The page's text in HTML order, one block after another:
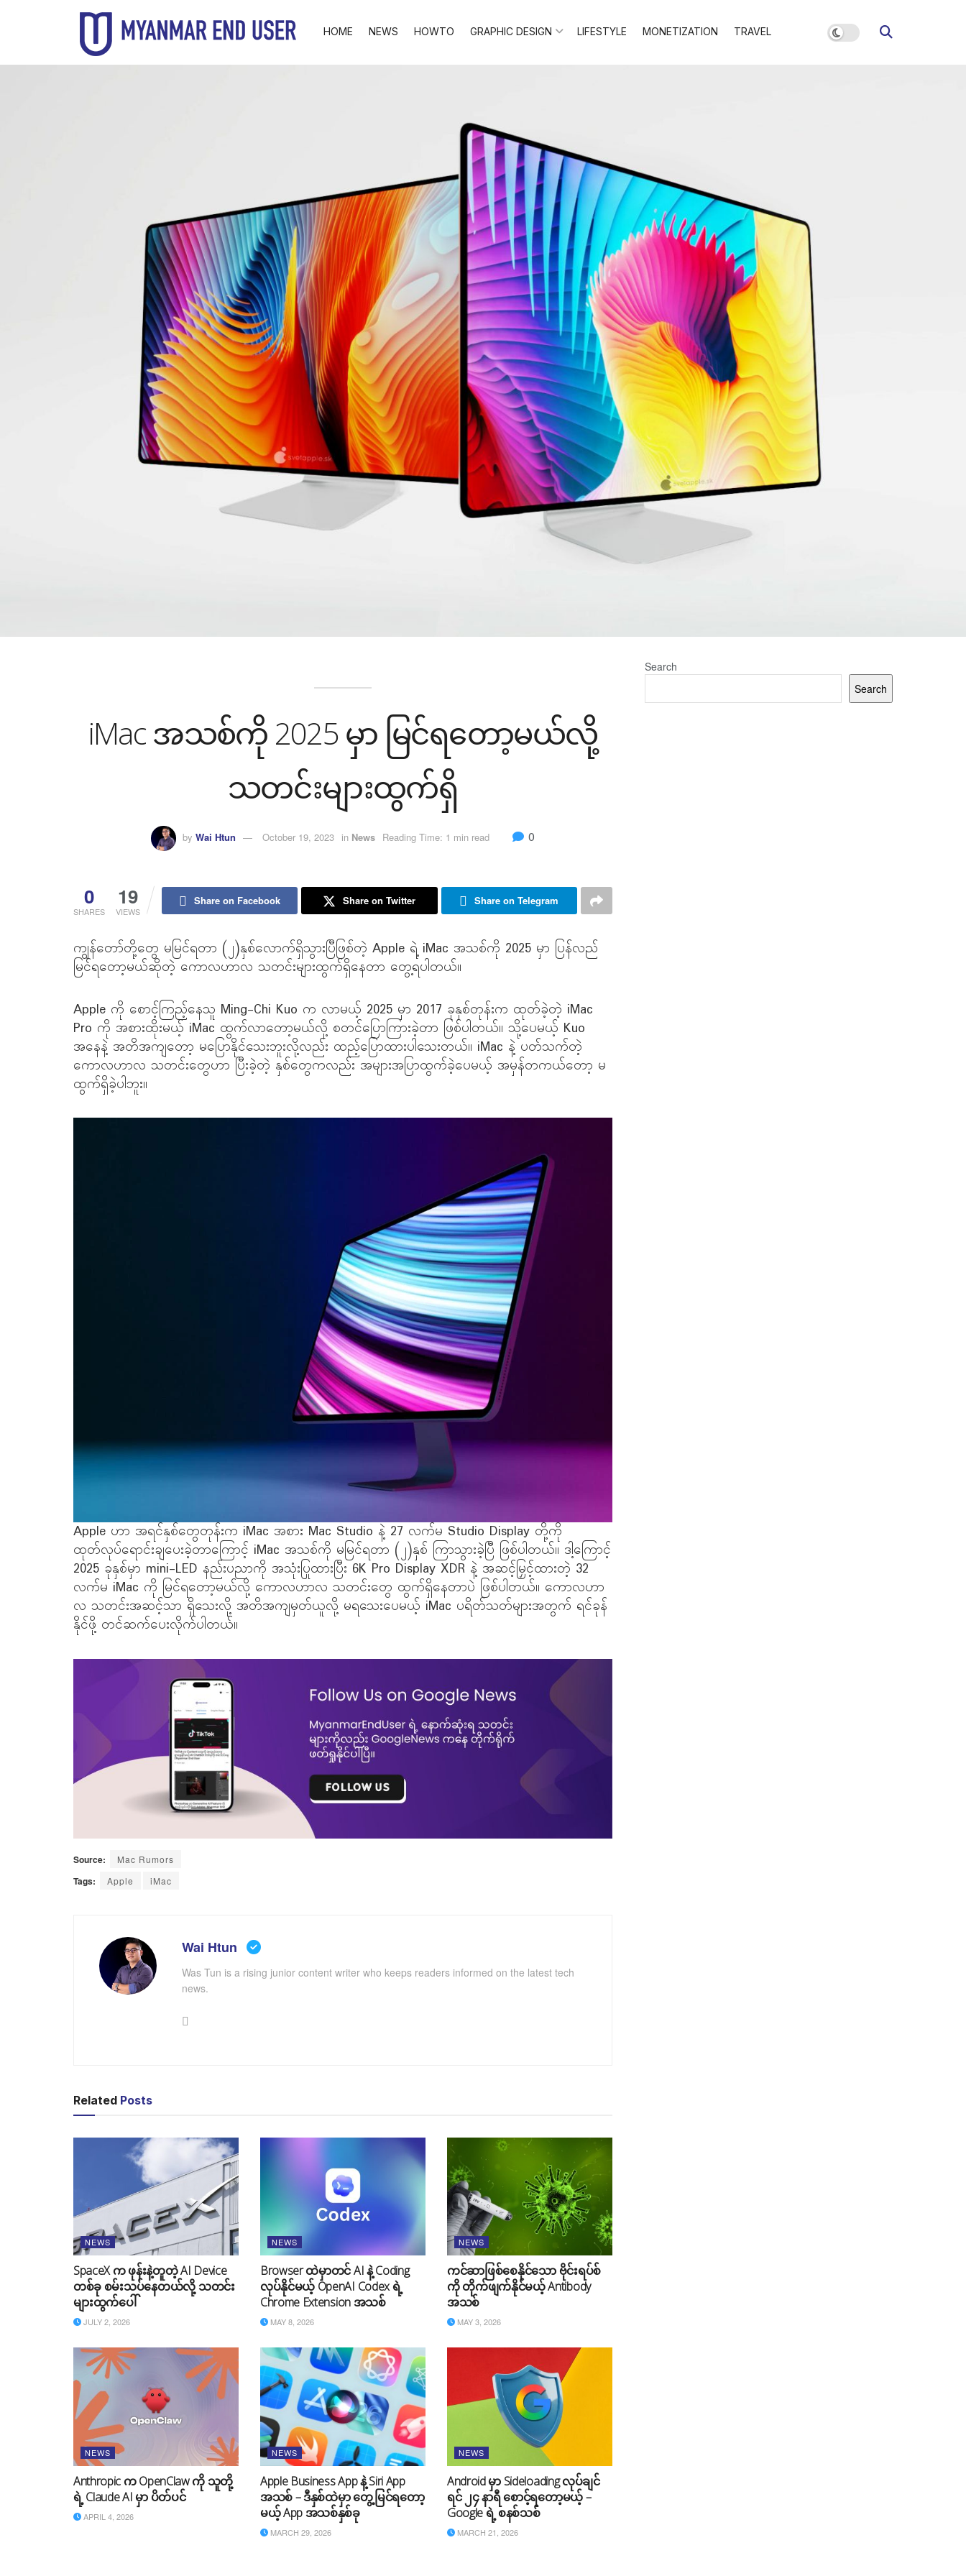
HOME NEWS HOWTO GRAPHIC DESIGN LIFESTYLE MONETIZATION TRAVEL
iMac အသစ်ကို 2025 မှာ မြင်ရတော့မယ်လို့
သတင်းများထွက်ရှိ
by Wai Htun October 19, 2023 in News Reading Time: 1 min read 0
0
SHARES
19
VIEWS
Share on Facebook Share on Twitter Share on Telegram
ကျွန်တော်တို့တွေ မမြင်ရတာ (၂)နှစ်လောက်ရှိသွားပြီဖြစ်တဲ့ Apple ရဲ့ iMac အသစ်ကို 2025 မှာ ပြန်လည်
မြင်ရတော့မယ်ဆိုတဲ့ ကောလဟာလ သတင်းများထွက်ရှိနေတာ တွေ့ရပါတယ်။
Apple ကို စောင့်ကြည့်နေသူ Ming-Chi Kuo က လာမယ့် 2025 မှာ 2017 ခုနှစ်တုန်းက ထုတ်ခဲ့တဲ့ iMac
Pro ကို အစားထိုးမယ့် iMac ထွက်လာတော့မယ်လို့ စတင်ပြောကြားခဲ့တာ ဖြစ်ပါတယ်။ သို့ပေမယ့် Kuo
အနေနဲ့ အတိအကျတော့ မပြောနိုင်သေးဘူးလို့လည်း ထည့်ပြောထားပါသေးတယ်။ iMac နဲ့ ပတ်သက်တဲ့
ကောလဟာလ သတင်းတွေဟာ ပြီးခဲ့တဲ့ နှစ်တွေကလည်း အများအပြာထွက်ခဲ့ပေမယ့် အမှန်တကယ်တော့ မ
ထွက်ရှိခဲ့ပါဘူး။
Apple ဟာ အရင်နှစ်တွေတုန်းက iMac အစား Mac Studio နဲ့ 27 လက်မ Studio Display တို့ကို
ထုတ်လုပ်ရောင်းချပေးခဲ့တာကြောင့် iMac အသစ်ကို မမြင်ရတာ (၂)နှစ် ကြာသွားခဲ့ပြီ ဖြစ်ပါတယ်။ ဒါ့ကြောင့်
2025 ခုနှစ်မှာ mini-LED နည်းပညာကို အသုံးပြုထားပြီး 6K Pro Display XDR နဲ့ အဆင့်မြှင့်ထားတဲ့ 32
လက်မ iMac ကို မြင်ရတော့မယ်လို့ ကောလဟာလ သတင်းတွေ ထွက်ရှိနေတာပဲ ဖြစ်ပါတယ်။ ကောလဟာ
လ သတင်းအဆင့်သာ ရှိသေးလို့ အတိအကျမှတ်ယူလို့ မရသေးပေမယ့် iMac ပရိတ်သတ်များအတွက် ရင်ခုန်
နိုင်ဖို့ တင်ဆက်ပေးလိုက်ပါတယ်။
Source: Mac Rumors
Tags: Apple iMac
Wai Htun
Was Tun is a rising junior content writer who keeps readers informed on the latest tech
news.
Related Posts
NEWS
SpaceX က ဖုန်းနဲ့တူတဲ့ AI Device
တစ်ခု စမ်းသပ်နေတယ်လို့ သတင်း
များထွက်ပေါ်
JULY 2, 2026
NEWS
Browser ထဲမှာတင် AI နဲ့ Coding
လုပ်နိုင်မယ့် OpenAI Codex ရဲ့
Chrome Extension အသစ်
MAY 8, 2026
NEWS
ကင်ဆာဖြစ်စေနိုင်သော ဗိုင်းရပ်စ်
ကို တိုက်ဖျက်နိုင်မယ့် Antibody
အသစ်
MAY 3, 2026
NEWS
Anthropic က OpenClaw ကို သူတို့
ရဲ့ Claude AI မှာ ပိတ်ပင်
APRIL 4, 2026
NEWS
Apple Business App နဲ့ Siri App
အသစ် – ဒီနှစ်ထဲမှာ တွေ့မြင်ရတော့
မယ့် App အသစ်နှစ်ခု
MARCH 29, 2026
NEWS
Android မှာ Sideloading လုပ်ချင်
ရင် ၂၄ နာရီ စောင့်ရတော့မယ့် –
Google ရဲ့ စနစ်သစ်
MARCH 21, 2026
Search
Search